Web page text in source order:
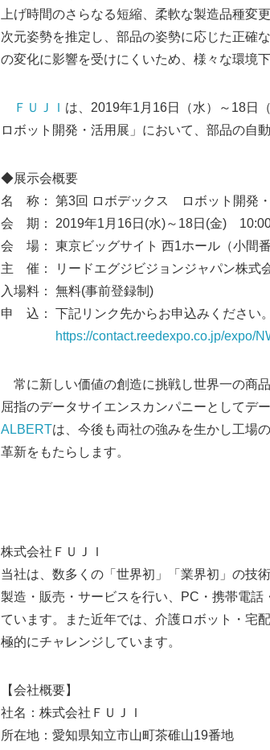
上げ時間のさらなる短縮、柔軟な製造品種変
次元姿勢を推定し、部品の姿勢に応じた正確
の変化に影響を受けにくいため、様々な環境
ＦＵＪＩ は、2019年1月16日（水）～18日
ロボット開発・活用展」において、部品の自
◆展示会概要
名 称： 第3回 ロボデックス ロボット開発
会 期： 2019年1月16日(水)～18日(金) 10:00
会 場： 東京ビッグサイト 西1ホール（小間番
主 催： リードエグジビジョンジャパン株式
入場料： 無料(事前登録制)
申 込： 下記リンク先からお申込みください。
https://contact.reedexpo.co.jp/expo/
常に新しい価値の創造に挑戦し世界一の商
屈指のデータサイエンスカンパニーとしてデ
ALBERTは、今後も両社の強みを生かし工場
革新をもたらします。
株式会社ＦＵＪＩ
当社は、数多くの「世界初」「業界初」の技
製造・販売・サービスを行い、PC・携帯電
ています。また近年では、介護ロボット・宅
極的にチャレンジしています。
【会社概要】
社名：株式会社ＦＵＪＩ
所在地：愛知県知立市山町茶碓山19番地